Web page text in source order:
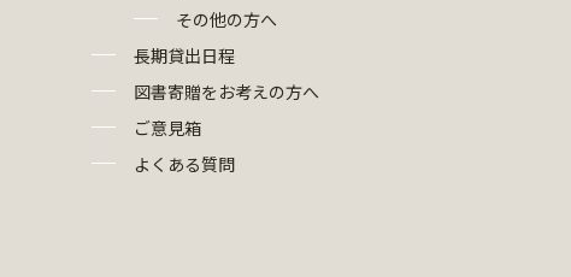
その他の方へ
長期貸出日程
図書寄贈をお考えの方へ
ご意見箱
よくある質問